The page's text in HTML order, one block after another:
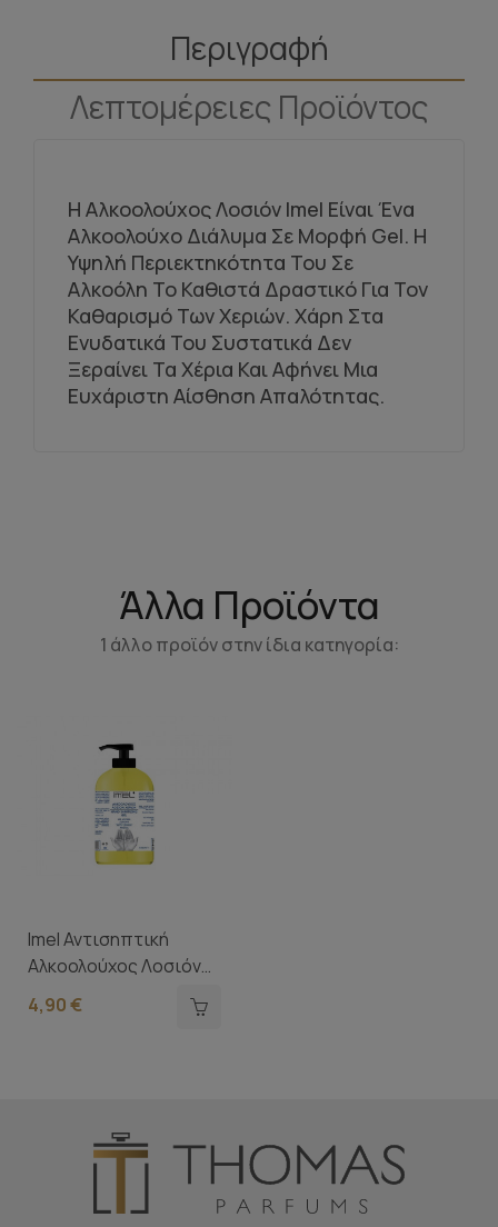
Περιγραφή
Λεπτομέρειες Προϊόντος
Η Αλκοολούχος Λοσιόν Imel Είναι Ένα
Αλκοολούχο Διάλυμα Σε Μορφή Gel. Η
Υψηλή Περιεκτηκότητα Του Σε
Αλκοόλη Το Καθιστά Δραστικό Για Τον
Καθαρισμό Των Χεριών. Χάρη Στα
Ενυδατικά Του Συστατικά Δεν
Ξεραίνει Τα Χέρια Και Αφήνει Μια
Ευχάριστη Αίσθηση Απαλότητας.
Άλλα Προϊόντα
1 άλλο προϊόν στην ίδια κατηγορία:
Imel Αντισηπτική
Αλκοολούχος Λοσιόν
Με Άρωμα...
4,90 €